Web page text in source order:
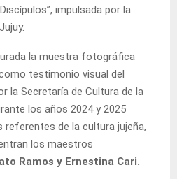
impulsada por la
la muestra fotográfica
testimonio visual del
la Secretaría de Cultura de la
los años 2024 y 2025
de la cultura jujeña,
los maestros
Ramos y Ernestina Cari.